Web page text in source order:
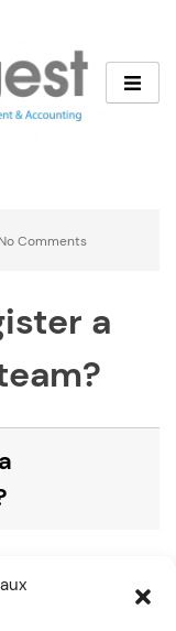
No Comments
a
with a